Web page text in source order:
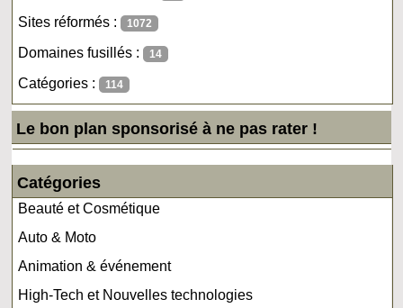
Sites réformés : 1072
Domaines fusillés : 14
Catégories : 114
Le bon plan sponsorisé à ne pas rater !
Catégories
Beauté et Cosmétique
Auto & Moto
Animation & événement
High-Tech et Nouvelles technologies